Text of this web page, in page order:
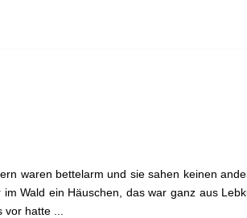
waren bettelarm und sie sahen keinen
Wald ein Häuschen, das war ganz aus
hatte ...